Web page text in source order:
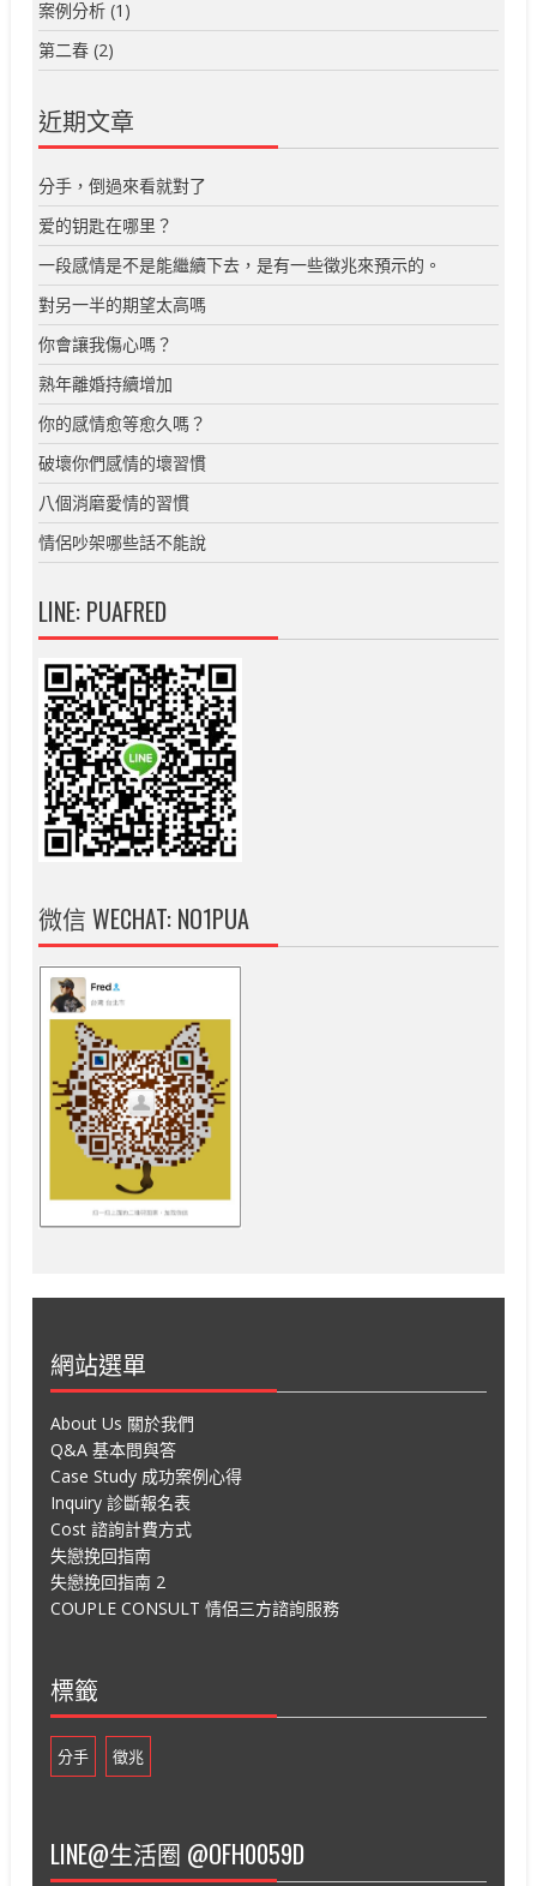
案例分析 (1)
第二春 (2)
近期文章
分手，倒過來看就對了
爱的钥匙在哪里？
一段感情是不是能繼續下去，是有一些徵兆來預示的。
對另一半的期望太高嗎
你會讓我傷心嗎？
熟年離婚持續增加
你的感情愈等愈久嗎？
破壞你們感情的壞習慣
八個消磨愛情的習慣
情侶吵架哪些話不能說
LINE: PUAFRED
微信 WECHAT: NO1PUA
網站選單
About Us 關於我們
Q&A 基本問與答
Case Study 成功案例心得
Inquiry 診斷報名表
Cost 諮詢計費方式
失戀挽回指南
失戀挽回指南 2
COUPLE CONSULT 情侶三方諮詢服務
標籤
分手 徵兆
LINE@生活圈 @OFH0059D